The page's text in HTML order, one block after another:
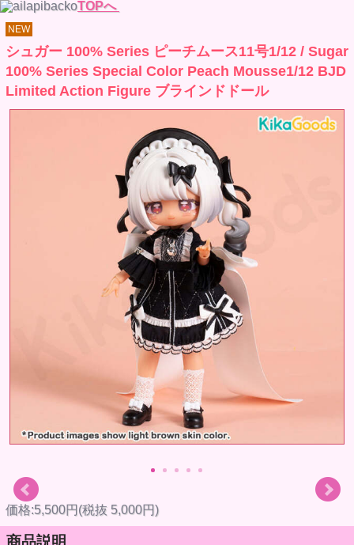
TOPへ
NEW
シュガー 100% Series ピーチムース11号1/12 / Sugar
100% Series Special Color Peach Mousse1/12 BJD
Limited Action Figure ブラインドドール
価格:5,500円(税抜 5,000円)
商品説明